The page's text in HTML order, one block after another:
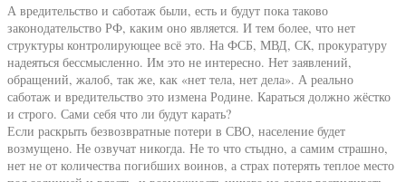
А вредительство и саботаж были, есть и будут пока таково
законодательство РФ, каким оно является. И тем более, что нет
структуры контролирующее всё это. На ФСБ, МВД, СК, прокуратуру
надеяться бессмысленно. Им это не интересно. Нет заявлений,
обращений, жалоб, так же, как «нет тела, нет дела». А реально
саботаж и вредительство это измена Родине. Караться должно жёстко
и строго. Сами себя что ли будут карать?
Если раскрыть безвозвратные потери в СВО, население будет
возмущено. Не озвучат никогда. Не то что стыдно, а самим страшно,
нет не от количества погибших воинов, а страх потерять теплое место